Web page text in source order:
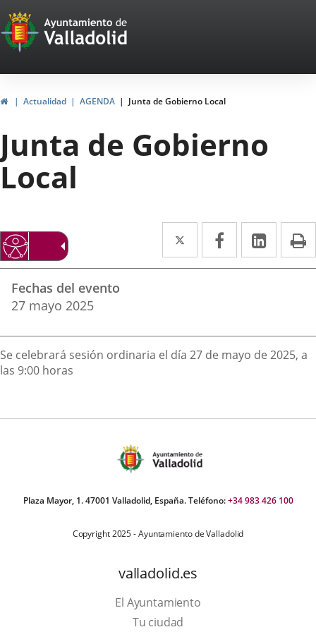
Portal
Web
del
Ayuntamiento
de
Valladolid
InicioActualidad AGENDA Junta de Gobierno Local
Junta de Gobierno
Local
Twitter
Enlace
a
externa.
Facebook
Enlace
a
externa.
Enlace
a
del
evento
Fechas del evento
27 mayo 2025
Descripción
Se celebrará sesión ordinaria el día 27 de mayo de 2025, a
las 9:00 horas
Plaza Mayor, 1. 47001 Valladolid, España. Teléfono:+34 983 426 100
Copyright 2025 - Ayuntamiento de Valladolid
valladolid.es
El Ayuntamiento
Tu ciudad